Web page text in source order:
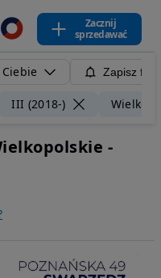
Zacznij
sprzedawać
Zapisz
III (2018-)
-